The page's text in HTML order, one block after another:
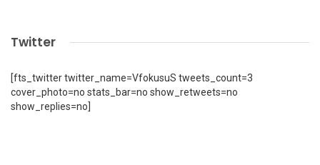
Twitter
[fts_twitter twitter_name=VfokusuS tweets_count=3
cover_photo=no stats_bar=no show_retweets=no
show_replies=no]